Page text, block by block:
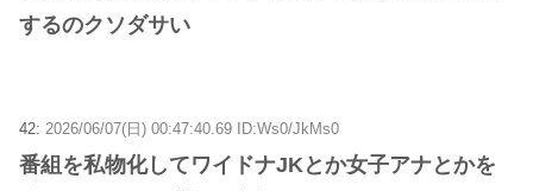
するのクソダサい
42: 2026/06/07(日) 00:47:40.69 ID:Ws0/JkMs0
番組を私物化してワイドナJKとか女子アナとかを